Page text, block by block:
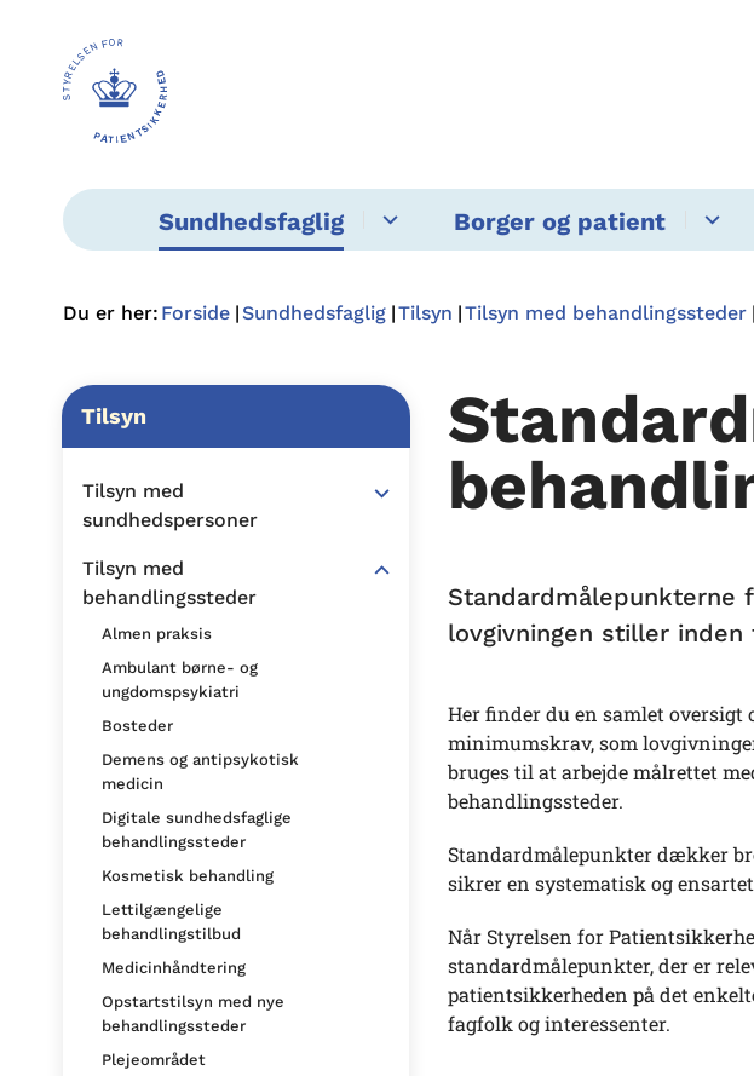
Sundhedsfaglig Borger og patient
Du er her: Forside Sundhedsfaglig Tilsyn Tilsyn med behandlingssteder
Tilsyn
Tilsyn med
sundhedspersoner
Tilsyn med
behandlingssteder
Almen praksis
Ambulant børne- og
ungdomspsykiatri
Bosteder
Demens og antipsykotisk
medicin
Digitale sundhedsfaglige
behandlingssteder
Kosmetisk behandling
Lettilgængelige
behandlingstilbud
Medicinhåndtering
Opstartstilsyn med nye
behandlingssteder
Plejeområdet
Standardmålepunkterne
lovgivningen stiller
Her finder du en samlet
minimumskrav, som
bruges til at arbejde målrettet
behandlingssteder.
Standardmålepunkter dækker
sikrer en systematisk og
Når Styrelsen for
standardmålepunkter, der er
patientsikkerheden på det
fagfolk og interessenter.